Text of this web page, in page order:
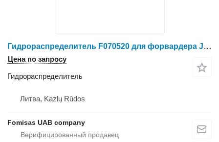
Гидрораспределитель F070520 для форвардера John Deere 1710D 1711D
Цена по запросу
Гидрораспределитель
Литва, Kazlų Rūdos
Fomisas UAB company